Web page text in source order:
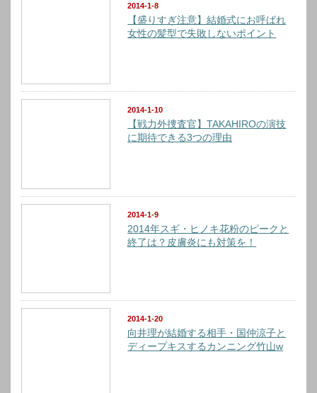
2014-1-8
【盛りすぎ注意】結婚式にお呼ばれ
女性の髪型で失敗しないポイント
2014-1-10
【戦力外捜査官】TAKAHIROの演技
に期待できる3つの理由
2014-1-9
2014年スギ・ヒノキ花粉のピークと
終了は？皮膚炎にも対策を！
2014-1-20
向井理が結婚する相手・国仲涼子と
ディープキスするカンニング竹山w